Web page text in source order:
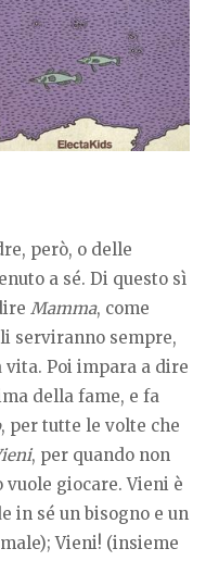
però, o delle
a sé. Di questo sì
Mamma, come
serviranno sempre,
Poi impara a dire
della fame, e fa
, per tutte le volte che
, per quando non
giocare. Vieni è
in sé un bisogno e un
Vieni! (insieme